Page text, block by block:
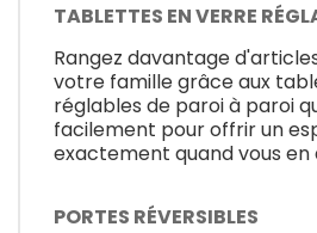
TABLETTES EN VERRE
Rangez davantage
votre famille grâce aux
réglables de paroi à paroi
facilement pour offrir un
exactement quand vous en
PORTES RÉVERSIBLES